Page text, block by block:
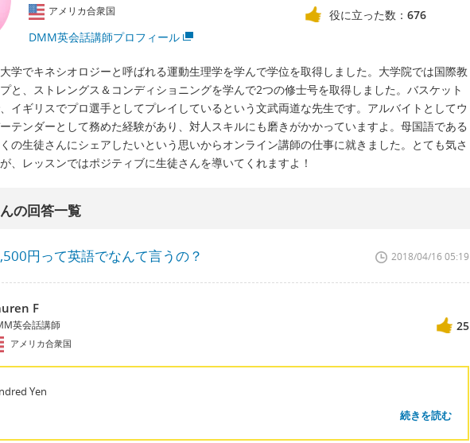
アメリカ合衆国
DMM英会話講師プロフィール
役に立った数： 676
学でキネシオロジーと呼ばれる運動生理学を学んで学位を取得しました。大学院では国際教
と、ストレングス＆コンディショニングを学んで2つの修士号を取得しました。バスケット
イギリスでプロ選手としてプレイしているという文武両道な先生です。アルバイトとしてウ
テンダーとして務めた経験があり、対人スキルにも磨きがかかっていますよ。母国語である
の生徒さんにシェアしたいという思いからオンライン講師の仕事に就きました。とても気さ
、レッスンではポジティブに生徒さんを導いてくれますよ！
の回答一覧
円って英語でなんて言うの？ 2018/04/16 05:19
F
英会話講師
アメリカ合衆国
25
Yen
続きを読む